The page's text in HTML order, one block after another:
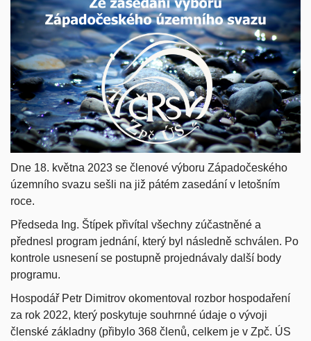
Dne 18. května 2023 se členové výboru Západočeského
územního svazu sešli na již pátém zasedání v letošním
roce.
Předseda Ing. Štípek přivítal všechny zúčastněné a
přednesl program jednání, který byl následně schválen. Po
kontrole usnesení se postupně projednávaly další body
programu.
Hospodář Petr Dimitrov okomentoval rozbor hospodaření
za rok 2022, který poskytuje souhrnné údaje o vývoji
členské základny (přibylo 368 členů, celkem je v Zpč. ÚS